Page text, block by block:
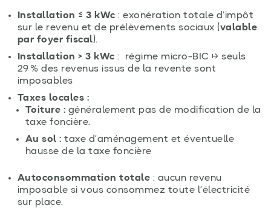
Installation ≤ 3 kWc : exonération totale d’impôt
sur le revenu et de prélèvements sociaux (valable
par foyer fiscal).
Installation > 3 kWc : régime micro-BIC → seuls
29 % des revenus issus de la revente sont
imposables
Taxes locales :
Toiture : généralement pas de modification de la
taxe foncière.
Au sol :taxe d’aménagement et éventuelle
hausse de la taxe foncière
Autoconsommation totale : aucun revenu
imposable si vous consommez toute l’électricité
sur place.